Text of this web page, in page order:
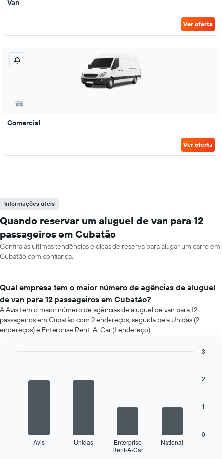
Van
Ver oferta
Comercial
Ver oferta
Informações úteis
Quando reservar um aluguel de van para 12
passageiros em Cubatão
Confira as últimas tendências e dicas de reserva para alugar um carro em
Cubatão com confiança.
Qual empresa tem o maior número de agências de aluguel
de van para 12 passageiros em Cubatão?
A Avis tem o maior número de agências de aluguel de van para 12
passageiros em Cubatão com 2 endereços, seguida pela Unidas (2
endereços) e Enterprise Rent-A-Car (1 endereço).
Avis Unidas
Enterprise
Rent-A-Car
National
0
1
2
3